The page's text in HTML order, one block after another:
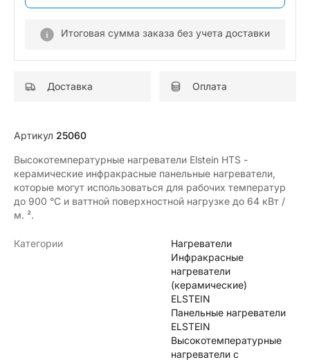
Итоговая сумма заказа без учета доставки
Доставка Оплата
Артикул 25060
Высокотемпературные нагреватели Elstein HTS -
керамические инфракрасные панельные нагреватели,
которые могут использоваться для рабочих температур
до 900 °C и ваттной поверхностной нагрузке до 64 кВт /
м. ².
Категории
Нагреватели
Инфракрасные
нагреватели
(керамические)
ELSTEIN
Панельные нагреватели
ELSTEIN
Высокотемпературные
нагреватели с